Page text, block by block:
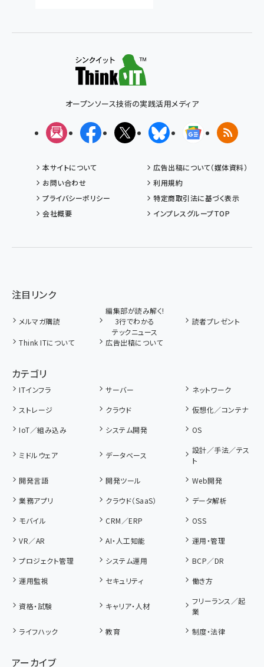
オープンソース技術の実践活用メディア
メルマガFacebookX(エックス)BlueskyGoogleニュ
RSS
本サイトについて
広告出稿について（媒体資料）
お問い合わせ
利用規約
プライバシーポリシー
特定商取引法に基づく表示
会社概要
インプレスグループTOP
注目リンク
メルマガ購読
編集部が読み解く!
3行でわかる
テックニュース
読者プレゼント
Think ITについて 広告出稿について
カテゴリ
ITインフラ サーバー
ネットワーク
ストレージ
クラウド
仮想化／コンテナ
IoT／組み込み
システム開発 OS
ミドルウェア データベース
設計／手法／テス
ト
開発言語
開発ツール
Web開発
業務アプリ
クラウド（SaaS）
データ解析
モバイル
CRM／ERP
OSS
VR／AR
AI・人工知能
運用・管理
プロジェクト管理
システム運用
BCP／DR
運用監視
セキュリティ 働き方
資格・試験 キャリア・人材
フリーランス／起
業
ライフハック
教育 制度・法律
アーカイブ